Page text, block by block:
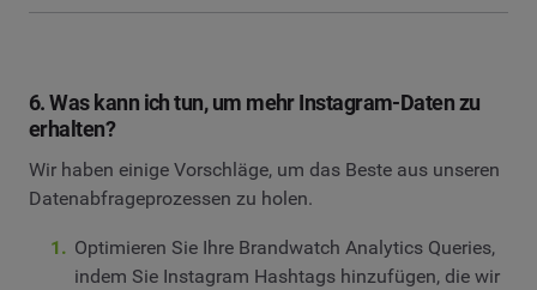
6. Was kann ich tun, um mehr Instagram-Daten zu
erhalten?
Wir haben einige Vorschläge, um das Beste aus unseren
Datenabfrageprozessen zu holen.
Optimieren Sie Ihre Brandwatch Analytics Queries,
indem Sie Instagram Hashtags hinzufügen, die wir